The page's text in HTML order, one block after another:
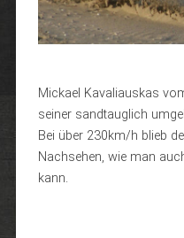
Mickael Kavaliauskas
seiner sandtauglich
Bei über 230km/h blieb
Nachsehen, wie man
kann.